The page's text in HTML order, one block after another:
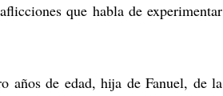
que habla de experimentar
años de edad, hija de Fanuel, de la